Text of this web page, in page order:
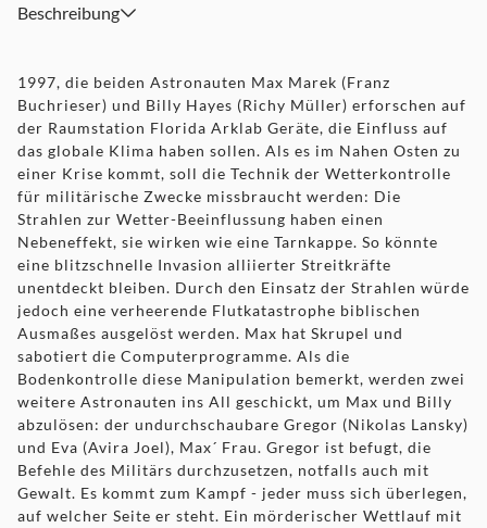
Beschreibung
1997, die beiden Astronauten Max Marek (Franz
Buchrieser) und Billy Hayes (Richy Müller) erforschen auf
der Raumstation Florida Arklab Geräte, die Einfluss auf
das globale Klima haben sollen. Als es im Nahen Osten zu
einer Krise kommt, soll die Technik der Wetterkontrolle
für militärische Zwecke missbraucht werden: Die
Strahlen zur Wetter-Beeinflussung haben einen
Nebeneffekt, sie wirken wie eine Tarnkappe. So könnte
eine blitzschnelle Invasion alliierter Streitkräfte
unentdeckt bleiben. Durch den Einsatz der Strahlen würde
jedoch eine verheerende Flutkatastrophe biblischen
Ausmaßes ausgelöst werden. Max hat Skrupel und
sabotiert die Computerprogramme. Als die
Bodenkontrolle diese Manipulation bemerkt, werden zwei
weitere Astronauten ins All geschickt, um Max und Billy
abzulösen: der undurchschaubare Gregor (Nikolas Lansky)
und Eva (Avira Joel), Max´ Frau. Gregor ist befugt, die
Befehle des Militärs durchzusetzen, notfalls auch mit
Gewalt. Es kommt zum Kampf - jeder muss sich überlegen,
auf welcher Seite er steht. Ein mörderischer Wettlauf mit